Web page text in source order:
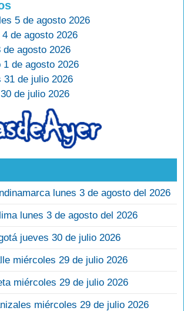
5 de agosto 2026
de agosto 2026
agosto 2026
de agosto 2026
de julio 2026
de julio 2026
lunes 3 de agosto del 2026
lunes 3 de agosto del 2026
jueves 30 de julio 2026
miércoles 29 de julio 2026
miércoles 29 de julio 2026
miércoles 29 de julio 2026